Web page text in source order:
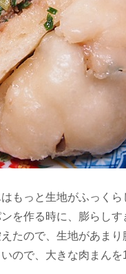
もっと生地がふっく
を作る時に、膨らし
たので、生地があまり
ので、大きな肉まん